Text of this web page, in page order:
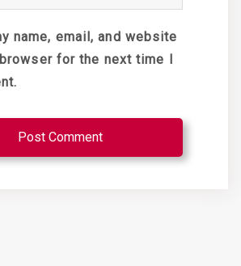
name, email, and website
for the next time I